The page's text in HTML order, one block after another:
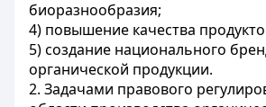
биоразнообразия;
4) повышение качества
5) создание национального
органической продукции.
2. Задачами правового